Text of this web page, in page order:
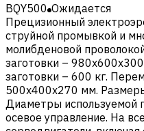
BQY500 Ожидается
Прецизионный
струйной промывкой и
молибденовой
заготовки –
заготовки – 600 кг.
500x400х270 мм.
Диаметры используемой
осевое управление. На